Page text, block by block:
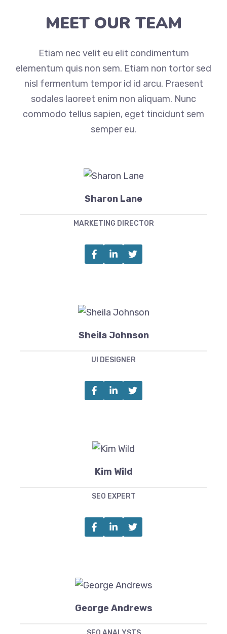
MEET OUR TEAM
Etiam nec velit eu elit condimentum
elementum quis non sem. Etiam non tortor sed
nisl fermentum tempor id id arcu. Praesent
sodales laoreet enim non aliquam. Nunc
commodo tellus sapien, eget tincidunt sem
semper eu.
Sharon Lane
MARKETING DIRECTOR
Sheila Johnson
UI DESIGNER
Kim Wild
SEO EXPERT
George Andrews